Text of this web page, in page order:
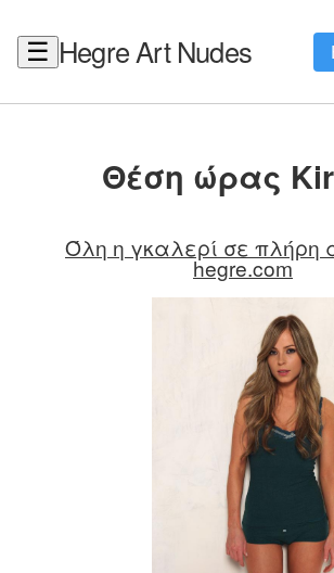
☰ Hegre Art Nudes
Θέση ώρας
Όλη η γκαλερί σε πλήρη
hegre.com